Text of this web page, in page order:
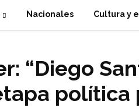
Nacionales Cultura y
“Diego
política